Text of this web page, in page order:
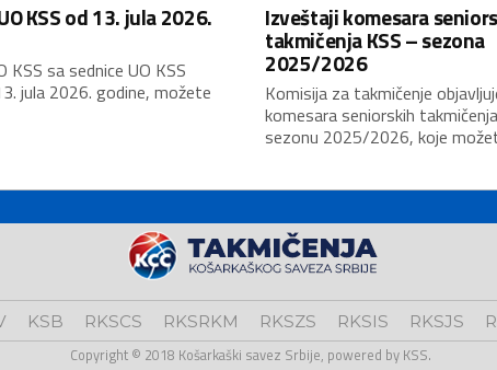
KSS od 13. jula 2026.
KSS sa sednice UO KSS
jula 2026. godine, možete
Izveštaji komesara
takmičenja KSS – sezona
2025/2026
Komisija za takmičenje
komesara seniorskih
sezonu 2025/2026, koje
KSB RKSCS RKSRKM RKSZS RKSIS RKSJS
Copyright © 2018 Košarkaški savez Srbije, powered by KSS.